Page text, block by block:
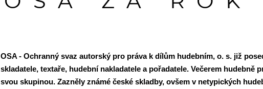
OSA - Ochranný svaz autorský pro práva k dílům hudebním, o. s. již
skladatele, textaře, hudební nakladatele a pořadatele. Večerem hudebně
svou skupinou. Zazněly známé české skladby, ovšem v netypických